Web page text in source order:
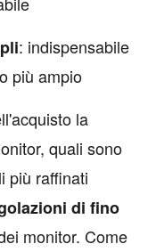
: indispensabile
più ampio
la
quali sono
più raffinati
di fino
monitor. Come